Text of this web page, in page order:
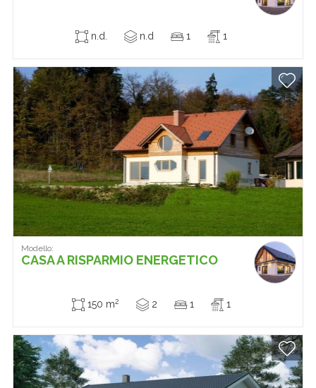
n.d. n.d 1 1
Modello:
CASA A RISPARMIO ENERGETICO
150 m2 2 1 1